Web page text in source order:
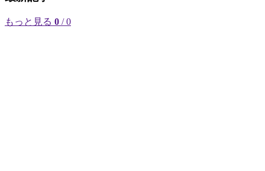
もっと見る 0 / 0